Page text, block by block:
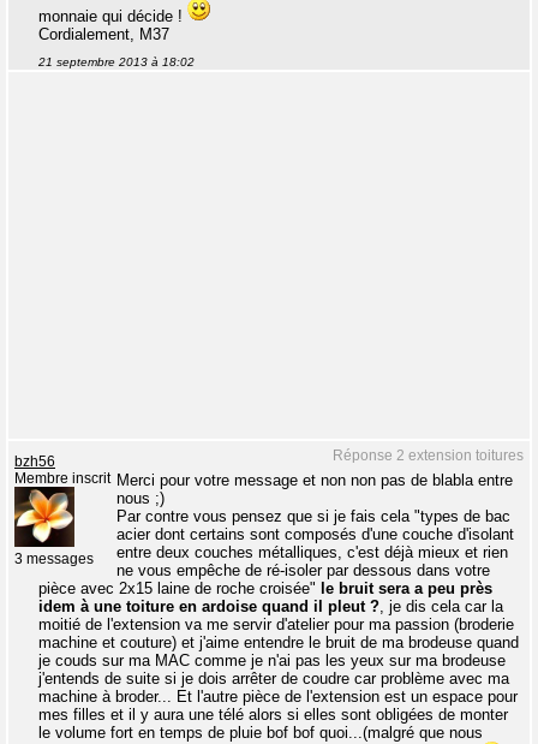
monnaie qui décide !
Cordialement, M37
21 septembre 2013 à 18:02
Réponse 2 extension toitures
bzh56
Membre inscrit
3 messages
Merci pour votre message et non non pas de blabla entre
nous ;)
Par contre vous pensez que si je fais cela "types de bac
acier dont certains sont composés d'une couche d'isolant
entre deux couches métalliques, c'est déjà mieux et rien
ne vous empêche de ré-isoler par dessous dans votre
pièce avec 2x15 laine de roche croisée" le bruit sera a peu près
idem à une toiture en ardoise quand il pleut ?, je dis cela car la
moitié de l'extension va me servir d'atelier pour ma passion (broderie
machine et couture) et j'aime entendre le bruit de ma brodeuse quand
je couds sur ma MAC comme je n'ai pas les yeux sur ma brodeuse
j'entends de suite si je dois arrêter de coudre car problème avec ma
machine à broder... Et l'autre pièce de l'extension est un espace pour
mes filles et il y aura une télé alors si elles sont obligées de monter
le volume fort en temps de pluie bof bof quoi...(malgré que nous